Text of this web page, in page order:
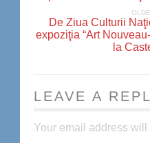
De Ziua Culturii
expoziţia “Art
la
LEAVE A
Your email address